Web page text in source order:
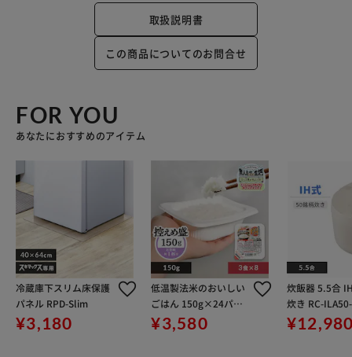
取扱説明書
この商品についてのお問合せ
FOR YOU
あなたにおすすめのアイテム
冷蔵庫下スリム床保護
パネル RPD-Slim
¥3,180
低温製法米のおいしい
ごはん 150g×24パッ
ク
¥3,580
炊飯器 5.5合
炊き RC-
レイベージュ